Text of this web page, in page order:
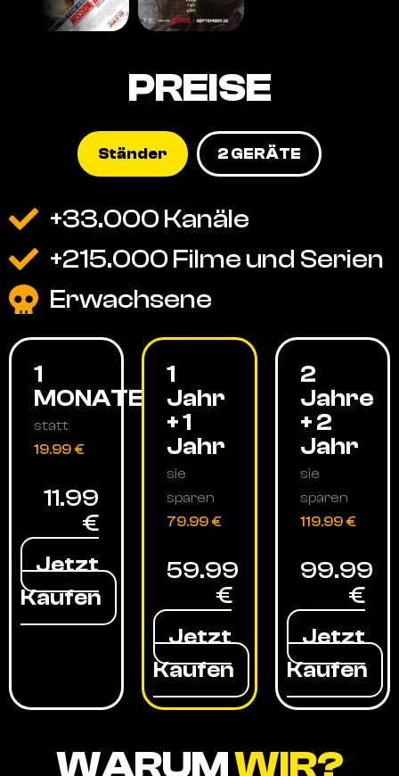
PREISE
Ständer 2 GERÄTE
+33.000 Kanäle
+215.000 Filme und Serien
Erwachsene
1
MONATE
statt
19.99 €
11.99
€
Jetzt
Kaufen
1
Jahr
+ 1
Jahr
sie
sparen
79.99 €
59.99
€
Jetzt
Kaufen
2
Jahre
+ 2
Jahr
sie
sparen
119.99 €
99.99
€
Jetzt
Kaufen
WARUMWIR?